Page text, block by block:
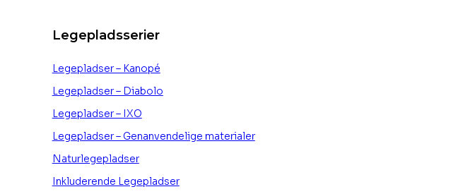
Legepladsserier
Legepladser – Kanopé
Legepladser – Diabolo
Legepladser – IXO
Legepladser – Genanvendelige materialer
Naturlegepladser
Inkluderende Legepladser